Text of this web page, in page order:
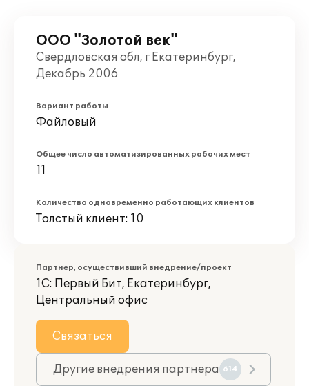
ООО "Золотой век"
Свердловская обл, г Екатеринбург,
Декабрь 2006
Вариант работы
Файловый
Общее число автоматизированных рабочих мест
11
Количество одновременно работающих клиентов
Толстый клиент: 10
Партнер, осуществивший внедрение/проект
1С: Первый Бит, Екатеринбург,
Центральный офис
Связаться
Другие внедрения партнера 614